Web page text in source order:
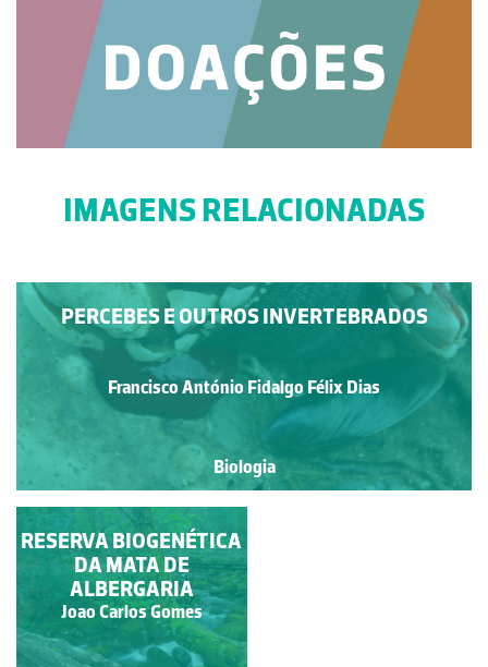
IMAGENS RELACIONADAS
PERCEBES E OUTROS INVERTEBRADOS
Francisco António Fidalgo Félix Dias
Biologia
LÍQUENE MARINHO
CIRCUNDADO POR
CRACAS
Manuela Lopes
RESERVA BIOGENÉTICA
DA MATA DE
ALBERGARIA
Joao Carlos Gomes